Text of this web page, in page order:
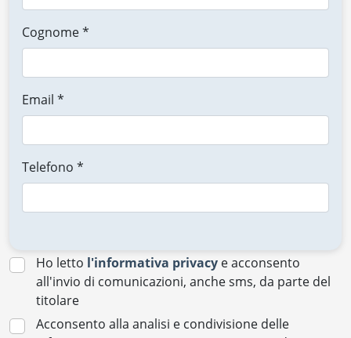
Cognome *
Email *
Telefono *
Ho letto l'informativa privacy e acconsento
all'invio di comunicazioni, anche sms, da parte del
titolare
Acconsento alla analisi e condivisione delle